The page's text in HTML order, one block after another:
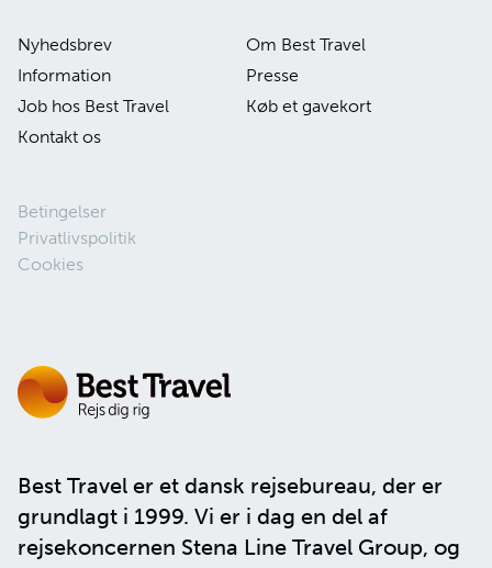
Best Travel er et dansk rejsebureau, der er
grundlagt i 1999. Vi er i dag en del af
rejsekoncernen Stena Line Travel Group, og
Nyhedsbrev
Om Best Travel
Information
Presse
Job hos Best Travel
Køb et gavekort
Kontakt os
Betingelser
Privatlivspolitik
Cookies